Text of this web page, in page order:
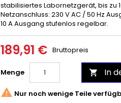
stabilisiertes Labornetzgerät, bis zu
Netzanschluss: 230 V AC / 50 Hz
10 A Ausgang stufenlos regelbar.
189,91 € Bruttopreis
Menge  In
 Nur noch wenige Teile